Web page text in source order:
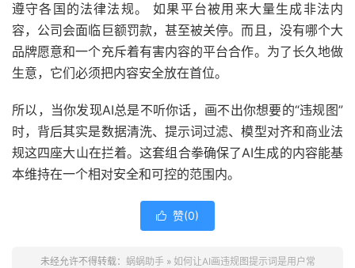
遵守各国的法律法规。 如果平台被用来大量生成非法内
容，公司会面临巨额罚款，甚至被关停。而且，没有哪个大
品牌愿意和一个充斥着有害内容的平台合作。为了长久地做
生意，它们必须把内容安全放在首位。
所以，当你发现AI总是不听你话，画不出你想要的“违规图”
时，背后其实是数据清洗、提示词过滤、模型对齐和商业法
规这四座大山在拦着。这套组合拳确保了AI生成的内容能基
本维持在一个相对安全和可控的范围内。
 赞(0)
未经允许不得转载： 蜗蜗助手» 如何让AI画违规图提示词是用户常